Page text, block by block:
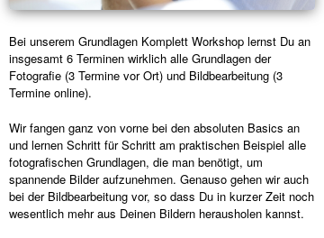
Bei unserem Grundlagen Komplett Workshop lernst Du an
insgesamt 6 Terminen wirklich alle Grundlagen der
Fotografie (3 Termine vor Ort) und Bildbearbeitung (3
Termine online).
Wir fangen ganz von vorne bei den absoluten Basics an
und lernen Schritt für Schritt am praktischen Beispiel alle
fotografischen Grundlagen, die man benötigt, um
spannende Bilder aufzunehmen. Genauso gehen wir auch
bei der Bildbearbeitung vor, so dass Du in kurzer Zeit noch
wesentlich mehr aus Deinen Bildern herausholen kannst.